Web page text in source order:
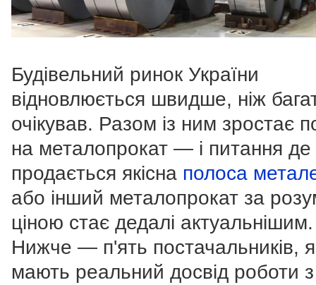
Будівельний ринок України
відновлюється швидше, ніж
очікував. Разом із ним зростає
на металопрокат — і питання де
продається якісна полоса
або інший металопрокат за
ціною стає дедалі актуальнішим.
Нижче — п'ять постачальників,
мають реальний досвід роботи з